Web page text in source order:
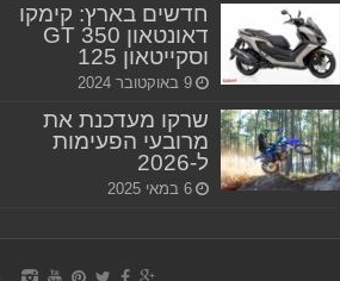
חדשים בארץ: קימקו
דאונטאון 350 GT
וסקייטאון 125
9 באוקטובר 2024
שרקו מעדכנת את
מרובעי הפעימות
ל-2026
6 במאי 2025